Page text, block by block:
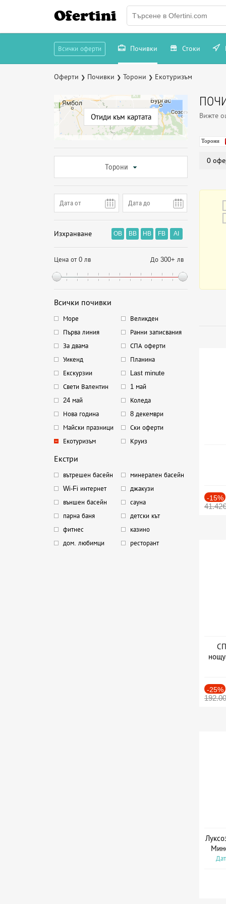
Ofertini
Всички оферти Почивки Стоки
Оферти ❯ Почивки ❯ Торони ❯ Екотуризъм
Отиди към картата
Торони
Изхранване OB BB HB FB AI
Цена от 0 лв До 300+ лв
Всички почивки
Море
Великден
Първа линия
Ранни записвания
За двама
СПА оферти
Уикенд
Планина
Екскурзии
Last minute
Свети Валентин
1 май
24 май
Коледа
Нова година
8 декември
Майски празници
Ски оферти
Екотуризъм
Круиз
Екстри
вътрешен басейн
минерален басейн
Wi-Fi интернет
джакузи
външен басейн
сауна
парна баня
детски кът
фитнес
казино
дом. любимци
ресторант
Вижте
Торони
0
-15%
41.42€
-25%